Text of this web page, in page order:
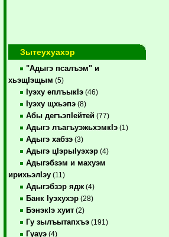
Зытеухуахэр
"Адыгэ псалъэм" и
хьэщIэщым (5)
Iуэху еплъыкIэ (46)
Iуэху щхьэпэ (8)
Абы дегъэпIейтей (77)
Адыгэ лъагъуэжьхэмкIэ (1)
Адыгэ хабзэ (3)
Адыгэ цIэрыIуэхэр (4)
Адыгэбзэм и махуэм
ирихьэлIэу (11)
Адыгэбзэр ядж (4)
Банк Iуэхухэр (28)
БэнэкIэ хуит (2)
Гу зылъытапхъэ (191)
Гуауэ (4)